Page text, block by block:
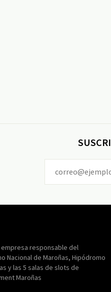
empresa responsable del
Nacional de Maroñas, Hipódromo
y las 5 salas de slots de
Maroñas